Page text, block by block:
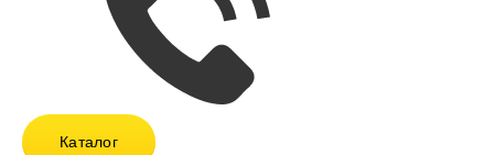
Каталог